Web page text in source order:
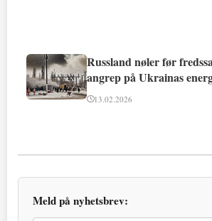
Russland nøler før
angrep på Ukrainas
13.02.2026
Meld på nyhetsbrev: